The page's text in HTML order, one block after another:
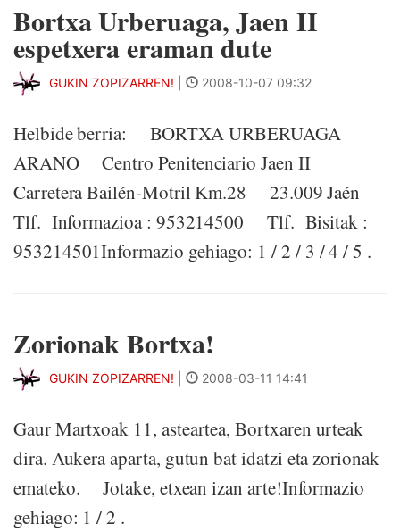
Bortxa Urberuaga, Jaen II
espetxera eraman dute
GUKIN ZOPIZARREN! 2008-10-07 09:32
Helbide berria: BORTXA URBERUAGA
ARANO Centro Penitenciario Jaen II
Carretera Bailén-Motril Km.28 23.009 Jaén
Tlf. Informazioa : 953214500 Tlf. Bisitak :
953214501Informazio gehiago: 1 / 2 / 3 / 4 / 5 .
Zorionak Bortxa!
GUKIN ZOPIZARREN! 2008-03-11 14:41
Gaur Martxoak 11, asteartea, Bortxaren urteak
dira. Aukera aparta, gutun bat idatzi eta zorionak
emateko. Jotake, etxean izan arte!Informazio
gehiago: 1 / 2 .